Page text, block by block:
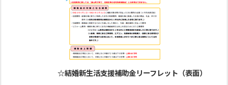
☆結婚新生活支援補助金リーフレット（表面）